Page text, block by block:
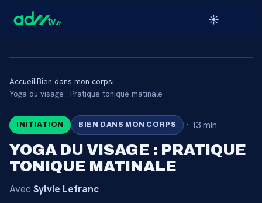
☀️
🔒
CONTENU RÉSERVÉ AUX
ABONNÉS
Connectez-vous via votre lien membre, ou
Accueil›Bien dans mon corps›
Yoga du visage : Pratique tonique matinale
INITIATION BIEN DANS MON CORPS · 13 min
YOGA DU VISAGE : PRATIQUE
TONIQUE MATINALE
Avec Sylvie Lefranc